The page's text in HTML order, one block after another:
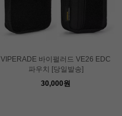
VIPERADE 바이펄러드 VE26 EDC
파우치 [당일발송]
30,000원